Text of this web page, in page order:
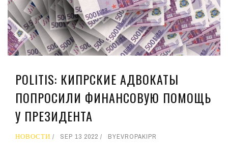
POLITIS: КИПРСКИЕ АДВОКАТЫ
ПОПРОСИЛИ ФИНАНСОВУЮ ПОМОЩЬ
У ПРЕЗИДЕНТА
НОВОСТИ SEP 13 2022 BYEVROPAKIPR